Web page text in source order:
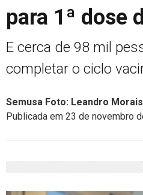
para 1ª dose
E cerca de 98 mil
completar o ciclo
Semusa Foto: Leandro
Publicada em 23 de novembro